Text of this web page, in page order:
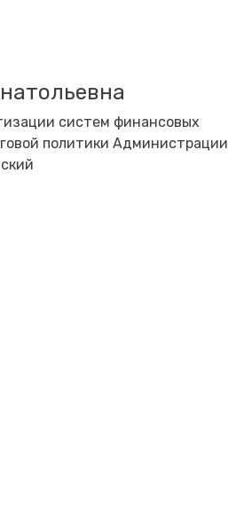
систем финансовых
политики Администрации